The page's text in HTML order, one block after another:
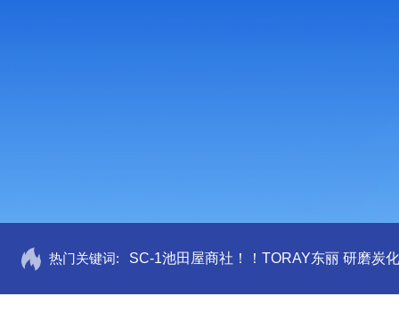
热门关键词: SC-1池田屋商社！！TORAY东丽 研磨炭